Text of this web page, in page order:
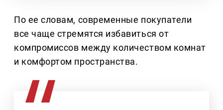
По ее словам, современные покупатели
все чаще стремятся избавиться от
компромиссов между количеством комнат
и комфортом пространства.